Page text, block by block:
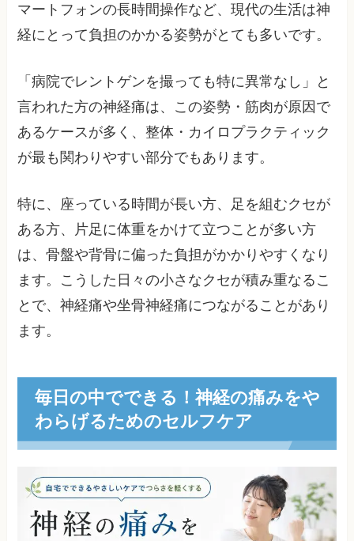
マートフォンの長時間操作など、現代の生活は神
経にとって負担のかかる姿勢がとても多いです。
「病院でレントゲンを撮っても特に異常なし」と
言われた方の神経痛は、この姿勢・筋肉が原因で
あるケースが多く、整体・カイロプラクティック
が最も関わりやすい部分でもあります。
特に、座っている時間が長い方、足を組むクセが
ある方、片足に体重をかけて立つことが多い方
は、骨盤や背骨に偏った負担がかかりやすくなり
ます。こうした日々の小さなクセが積み重なるこ
とで、神経痛や坐骨神経痛につながることがあり
ます。
毎日の中でできる！神経の痛みをや
わらげるためのセルフケア